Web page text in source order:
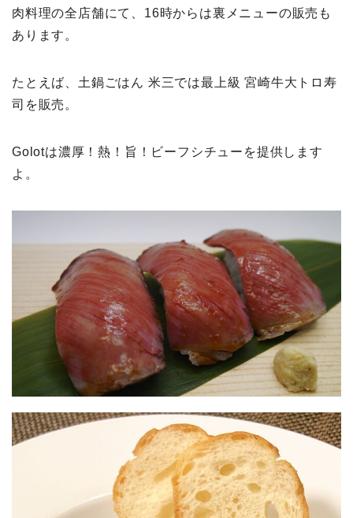
肉料理の全店舗にて、16時からは裏メニューの販売も
あります。
たとえば、土鍋ごはん 米三では最上級 宮崎牛大トロ寿
司を販売。
Golotは濃厚！熱！旨！ビーフシチューを提供します
よ。